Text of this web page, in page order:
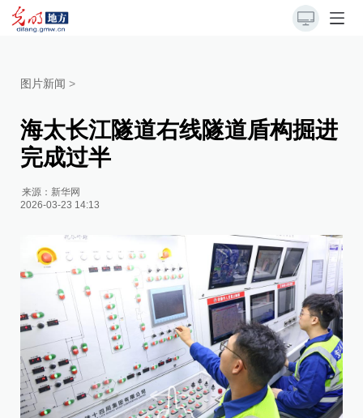
图片新闻 >
海太长江隧道右线隧道盾构掘进
完成过半
来源： 新华网
2026-03-23 14:13